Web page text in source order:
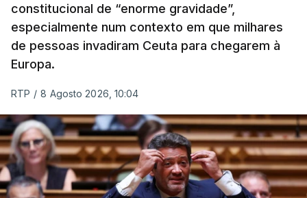
constitucional de “enorme gravidade”,
especialmente num contexto em que milhares
de pessoas invadiram Ceuta para chegarem à
Europa.
RTP / 8 Agosto 2026, 10:04